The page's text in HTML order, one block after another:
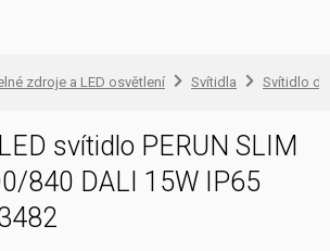
zdroje a LED osvětlení Svítidla Svítidlo
svítidlo PERUN SLIM
840 DALI 15W IP65